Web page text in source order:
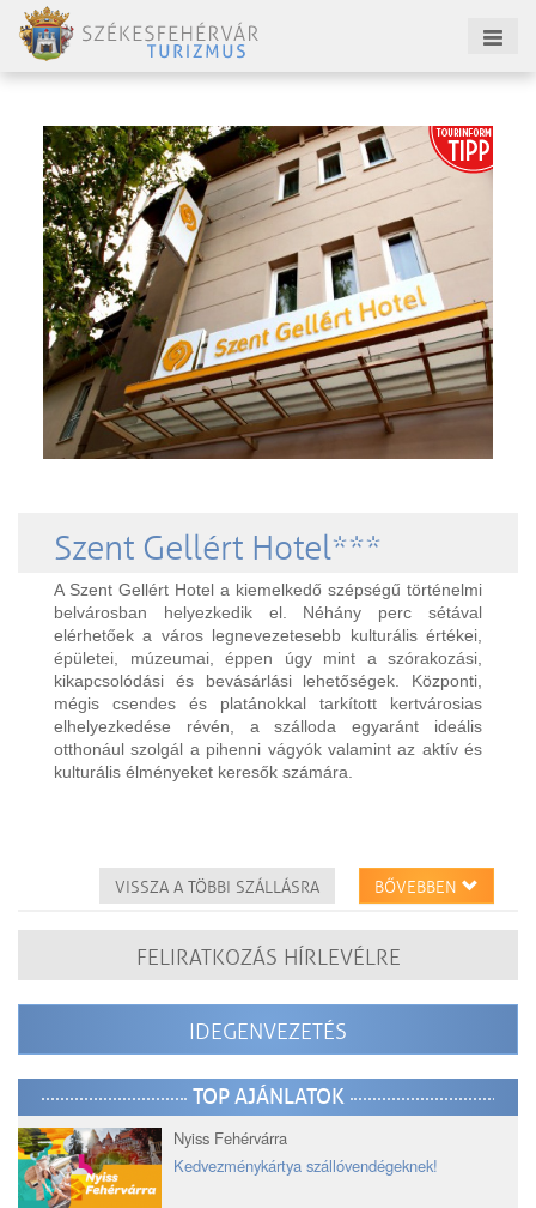
Szent Gellért Hotel***
A Szent Gellért Hotel a kiemelkedő szépségű történelmi
belvárosban helyezkedik el. Néhány perc sétával
elérhetőek a város legnevezetesebb kulturális értékei,
épületei, múzeumai, éppen úgy mint a szórakozási,
kikapcsolódási és bevásárlási lehetőségek. Központi,
mégis csendes és platánokkal tarkított kertvárosias
elhelyezkedése révén, a szálloda egyaránt ideális
otthonául szolgál a pihenni vágyók valamint az aktív és
kulturális élményeket keresők számára.
BŐVEBBEN
VISSZA A TÖBBI SZÁLLÁSRA
FELIRATKOZÁS HÍRLEVÉLRE
IDEGENVEZETÉS
TOP AJÁNLATOK
Nyiss Fehérvárra
Kedvezménykártya szállóvendégeknek!